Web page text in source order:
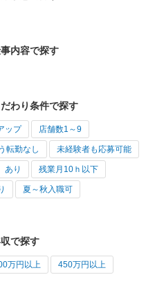
内容で探す
わり条件で探す
ップ 店舗数1～9
転勤なし 未経験者も応募可能
あり 残業月10ｈ以下
夏～秋入職可
で探す
万円以上 450万円以上